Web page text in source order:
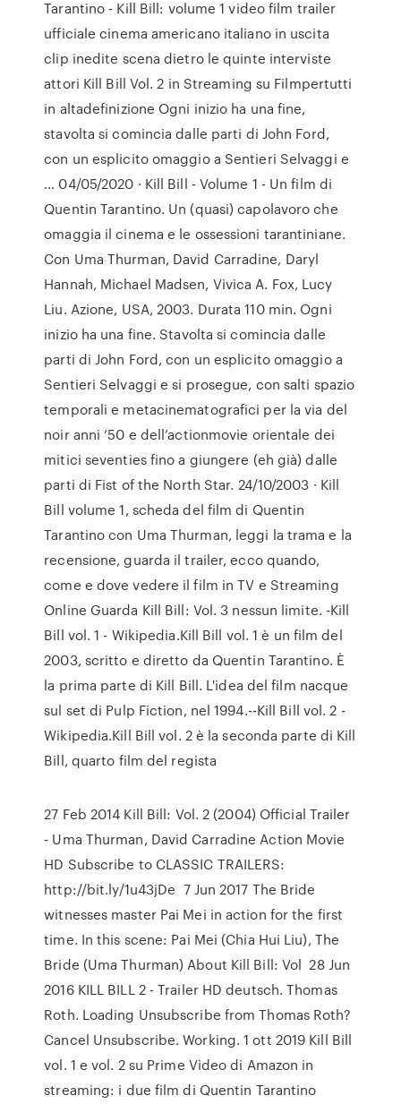
Tarantino - Kill Bill: volume 1 video film trailer
ufficiale cinema americano italiano in uscita
clip inedite scena dietro le quinte interviste
attori Kill Bill Vol. 2 in Streaming su Filmpertutti
in altadefinizione Ogni inizio ha una fine,
stavolta si comincia dalle parti di John Ford,
con un esplicito omaggio a Sentieri Selvaggi e
… 04/05/2020 · Kill Bill - Volume 1 - Un film di
Quentin Tarantino. Un (quasi) capolavoro che
omaggia il cinema e le ossessioni tarantiniane.
Con Uma Thurman, David Carradine, Daryl
Hannah, Michael Madsen, Vivica A. Fox, Lucy
Liu. Azione, USA, 2003. Durata 110 min. Ogni
inizio ha una fine. Stavolta si comincia dalle
parti di John Ford, con un esplicito omaggio a
Sentieri Selvaggi e si prosegue, con salti spazio
temporali e metacinematografici per la via del
noir anni ’50 e dell’actionmovie orientale dei
mitici seventies fino a giungere (eh già) dalle
parti di Fist of the North Star. 24/10/2003 · Kill
Bill volume 1, scheda del film di Quentin
Tarantino con Uma Thurman, leggi la trama e la
recensione, guarda il trailer, ecco quando,
come e dove vedere il film in TV e Streaming
Online Guarda Kill Bill: Vol. 3 nessun limite. -Kill
Bill vol. 1 - Wikipedia.Kill Bill vol. 1 è un film del
2003, scritto e diretto da Quentin Tarantino. È
la prima parte di Kill Bill. L'idea del film nacque
sul set di Pulp Fiction, nel 1994.--Kill Bill vol. 2 -
Wikipedia.Kill Bill vol. 2 è la seconda parte di Kill
Bill, quarto film del regista
27 Feb 2014 Kill Bill: Vol. 2 (2004) Official Trailer
- Uma Thurman, David Carradine Action Movie
HD Subscribe to CLASSIC TRAILERS:
http://bit.ly/1u43jDe 7 Jun 2017 The Bride
witnesses master Pai Mei in action for the first
time. In this scene: Pai Mei (Chia Hui Liu), The
Bride (Uma Thurman) About Kill Bill: Vol 28 Jun
2016 KILL BILL 2 - Trailer HD deutsch. Thomas
Roth. Loading Unsubscribe from Thomas Roth?
Cancel Unsubscribe. Working. 1 ott 2019 Kill Bill
vol. 1 e vol. 2 su Prime Video di Amazon in
streaming: i due film di Quentin Tarantino